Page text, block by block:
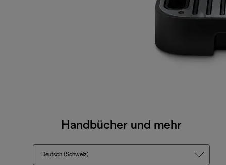
Handbücher und mehr
Deutsch (Schweiz)